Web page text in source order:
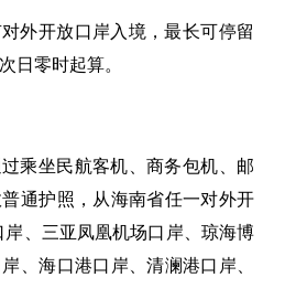
外开放口岸入境，最长可停留
日零时起算。
乘坐民航客机、商务包机、邮
通护照，从海南省任一对外开
、三亚凤凰机场口岸、琼海博
、海口港口岸、清澜港口岸、